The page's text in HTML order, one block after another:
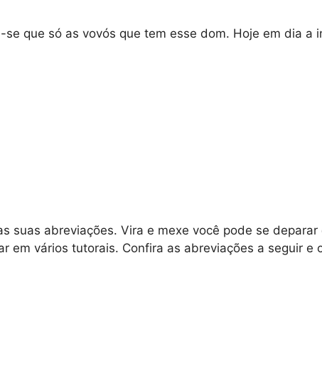
que só as vovós que tem esse dom. Hoje em dia a
suas abreviações. Vira e mexe você pode se deparar
em vários tutorais. Confira as abreviações a seguir e